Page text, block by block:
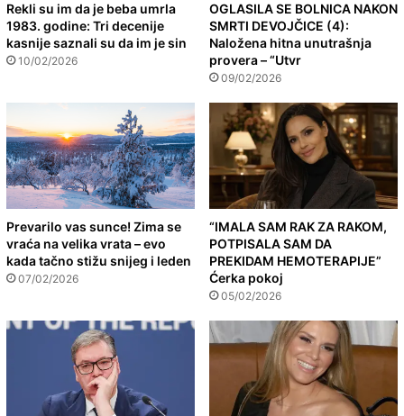
Rekli su im da je beba umrla
1983. godine: Tri decenije
kasnije saznali su da im je sin
10/02/2026
OGLASILA SE BOLNICA NAKON
SMRTI DEVOJČICE (4):
Naložena hitna unutrašnja
provera – “Utvr
09/02/2026
Prevarilo vas sunce! Zima se
vraća na velika vrata – evo
kada tačno stižu snijeg i leden
07/02/2026
“IMALA SAM RAK ZA RAKOM,
POTPISALA SAM DA
PREKIDAM HEMOTERAPIJE”
Ćerka pokoj
05/02/2026